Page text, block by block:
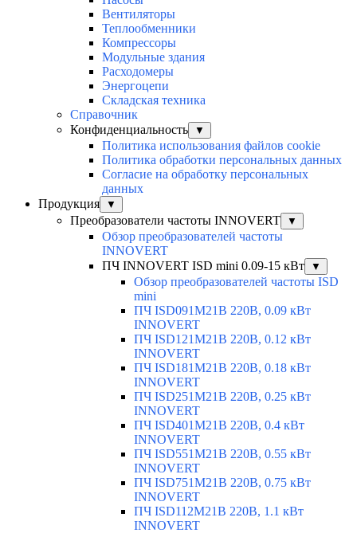
Вентиляторы
Теплообменники
Компрессоры
Модульные здания
Расходомеры
Энергоцепи
Складская техника
Справочник
Конфиденциальность
▼
Политика использования файлов cookie
Политика обработки персональных данных
Согласие на обработку персональных
данных
Продукция
▼
Преобразователи частоты INNOVERT ▼
Обзор преобразователей частоты
INNOVERT
ПЧ INNOVERT ISD mini 0.09-15 кВт
▼
Обзор преобразователей частоты ISD
mini
ПЧ ISD091M21B 220В, 0.09 кВт
INNOVERT
ПЧ ISD121M21B 220В, 0.12 кВт
INNOVERT
ПЧ ISD181M21B 220В, 0.18 кВт
INNOVERT
ПЧ ISD251M21B 220В, 0.25 кВт
INNOVERT
ПЧ ISD401M21B 220В, 0.4 кВт
INNOVERT
ПЧ ISD551M21B 220В, 0.55 кВт
INNOVERT
ПЧ ISD751M21B 220В, 0.75 кВт
INNOVERT
ПЧ ISD112M21B 220В, 1.1 кВт
INNOVERT